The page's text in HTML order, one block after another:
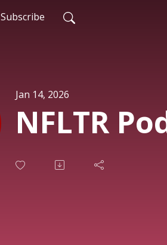
Subscribe
Jan 14, 2026
NFLTR